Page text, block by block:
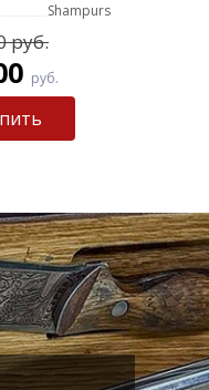
Shampurs
руб.
руб.